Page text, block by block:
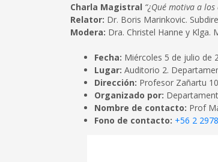
Charla Magistral “¿Qué motiva a
Relator: Dr. Boris Marinkovic.
Modera: Dra. Christel Hanne y Klga.
Fecha: Miércoles 5 de julio de
Lugar: Auditorio 2.
Dirección: Profesor Zañartu
Organizado por:
Nombre de contacto: Prof
Fono de contacto: +56 2